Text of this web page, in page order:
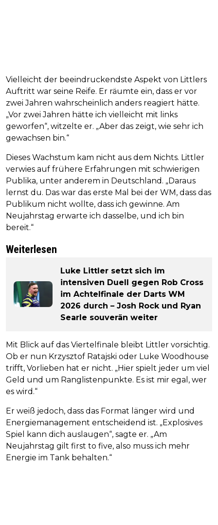
Vielleicht der beeindruckendste Aspekt von Littlers
Auftritt war seine Reife. Er räumte ein, dass er vor
zwei Jahren wahrscheinlich anders reagiert hätte.
„Vor zwei Jahren hätte ich vielleicht mit links
geworfen“, witzelte er. „Aber das zeigt, wie sehr ich
gewachsen bin.“
Dieses Wachstum kam nicht aus dem Nichts. Littler
verwies auf frühere Erfahrungen mit schwierigen
Publika, unter anderem in Deutschland. „Daraus
lernst du. Das war das erste Mal bei der WM, dass das
Publikum nicht wollte, dass ich gewinne. Am
Neujahrstag erwarte ich dasselbe, und ich bin
bereit.“
Weiterlesen
Luke Littler setzt sich im
intensiven Duell gegen Rob Cross
im Achtelfinale der Darts WM
2026 durch – Josh Rock und Ryan
Searle souverän weiter
Mit Blick auf das Viertelfinale bleibt Littler vorsichtig.
Ob er nun Krzysztof Ratajski oder Luke Woodhouse
trifft, Vorlieben hat er nicht. „Hier spielt jeder um viel
Geld und um Ranglistenpunkte. Es ist mir egal, wer
es wird.“
Er weiß jedoch, dass das Format länger wird und
Energiemanagement entscheidend ist. „Explosives
Spiel kann dich auslaugen“, sagte er. „Am
Neujahrstag gilt first to five, also muss ich mehr
Energie im Tank behalten.“